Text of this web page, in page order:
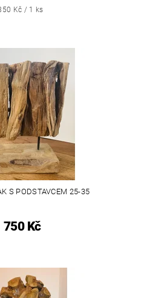
Kč / 1 ks
S PODSTAVCEM 25-35
750 Kč